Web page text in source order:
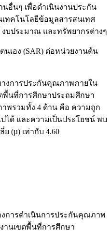
นๆ เพื่อดำเนินงานประกัน
ทคโนโลยีข้อมูลสารสนเทศ
บประมาณ และทรัพยากรต่างๆ
เอง (SAR) ต่อหน่วยงานต้น
งการประกันคุณภาพภายใน
พื้นที่การศึกษาประถมศึกษา
พรวมทั้ง 4 ด้าน คือ ความถูก
ได้ และความเป็นประโยชน์ พบ
(µ) เท่ากับ 4.60
การดำเนินการประกันคุณภาพ
านเขตพื้นที่การศึกษา